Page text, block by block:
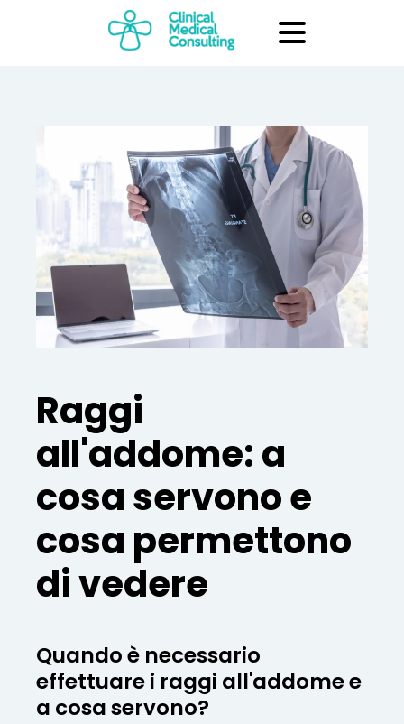
Raggi
all'addome: a
cosa servono e
cosa permettono
di vedere
Quando è necessario
effettuare i raggi all'addome e
a cosa servono?